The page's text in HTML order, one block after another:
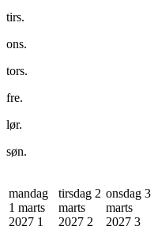
tirs.
ons.
tors.
fre.
lør.
søn.
mandag
1 marts
2027 1
tirsdag 2
marts
2027 2
onsdag 3
marts
2027 3